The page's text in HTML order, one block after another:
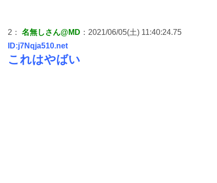
2： 名無しさん@MD ：2021/06/05(土) 11:40:24.75
ID:j7Nqja510.net
これはやばい